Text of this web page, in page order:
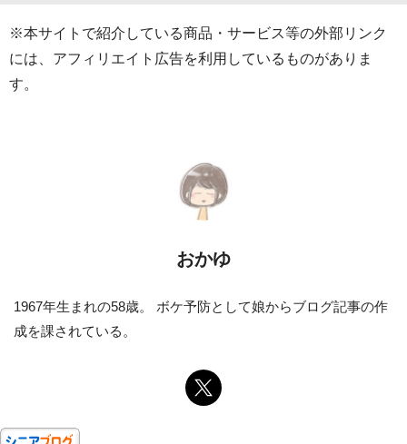
※本サイトで紹介している商品・サービス等の外部リンク
には、アフィリエイト広告を利用しているものがありま
す。
おかゆ
1967年生まれの58歳。 ボケ予防として娘からブログ記事の作
成を課されている。